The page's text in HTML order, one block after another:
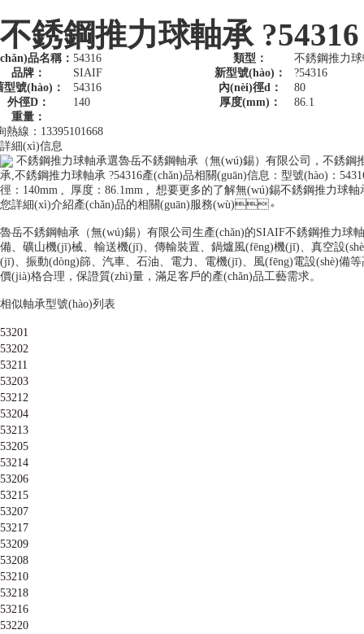
銹鋼推力球軸承 ?54316
品名稱： 54316 類型：
不銹鋼推力
品牌：
SIAIF 新型號(hào)：
?54316
型號(hào)：
54316 內(nèi)徑d：
80
外徑D：
140 厚度(mm)：
86.1
重量：
熱線： 13395101668
詳細(xì)信息
不銹鋼推力球軸承選魯岳不銹鋼軸承（無(wú)錫）有限公司，不銹鋼
承,不銹鋼推力球軸承 ?54316產(chǎn)品相關(guān)信息：型號(hào)：
徑：140mm , 厚度：86.1mm , 想要更多的了解無(wú)錫不銹鋼推力球軸
您詳細(xì)介紹產(chǎn)品的相關(guān)服務(wù)。
魯岳不銹鋼軸承（無(wú)錫）有限公司生產(chǎn)的SIAIF不銹鋼推力球軸承
備、礦山機(jī)械、輸送機(jī)、傳輸裝置、鍋爐風(fēng)機(jī)、真空
(jī)、振動(dòng)篩、汽車、石油、電力、電機(jī)、風(fēng)電設
價(jià)格合理，保證質(zhì)量，滿足客戶的產(chǎn)品工藝需求。
相似軸承型號(hào)列表
53201
53202
53211
53203
53212
53204
53213
53205
53214
53206
53215
53207
53217
53209
53208
53210
53218
53216
53220